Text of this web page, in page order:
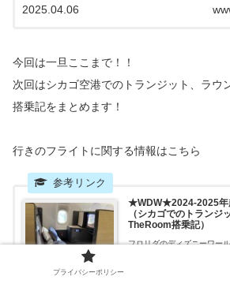
2025.04.06
今回は一旦ここまで！！
次回はシカゴ空港でのトランジット、ラウ
搭乗記をまとめます！
行きのフライトに関する情報はこちら
★WDW★2024-2025年
（シカゴでのトランジ
TheRoom搭乗記）
フロリダのディズニーワー
初のフロリダ旅、記録を残
Room搭乗記・アップグレ
港でのトランジットに�い
プライバシーポリシー